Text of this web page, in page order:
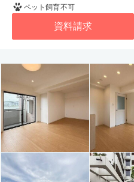
ペット飼育不可
資料請求